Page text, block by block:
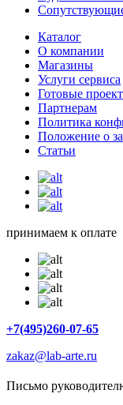
Каталог
О компании
Магазины
Услуги сервиса
Готовые
Партнерам
Политика
Положение о
Статьи
принимаем к оплате
+7(495)260-07-65
zakaz@lab-arte.ru
Письмо